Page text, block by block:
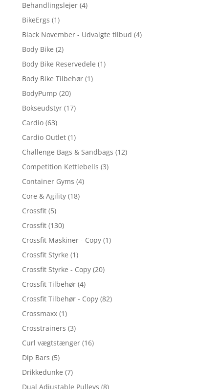
Behandlingslejer (4)
BikeErgs (1)
Black November - Udvalgte tilbud (4)
Body Bike (2)
Body Bike Reservedele (1)
Body Bike Tilbehør (1)
BodyPump (20)
Bokseudstyr (17)
Cardio (63)
Cardio Outlet (1)
Challenge Bags & Sandbags (12)
Competition Kettlebells (3)
Container Gyms (4)
Core & Agility (18)
Crossfit (5)
Crossfit (130)
Crossfit Maskiner - Copy (1)
Crossfit Styrke (1)
Crossfit Styrke - Copy (20)
Crossfit Tilbehør (4)
Crossfit Tilbehør - Copy (82)
Crossmaxx (1)
Crosstrainers (3)
Curl vægtstænger (16)
Dip Bars (5)
Drikkedunke (7)
Dual Adjustable Pulleys (8)